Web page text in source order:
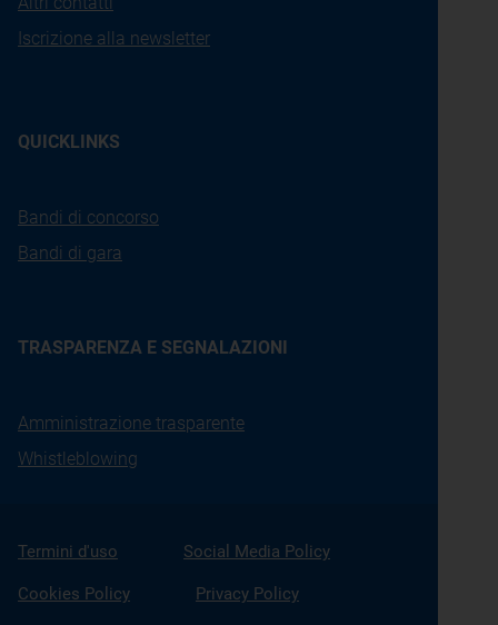
Iscrizione alla newsletter
QUICKLINKS
Bandi di concorso
Bandi di gara
TRASPARENZA E SEGNALAZIONI
Amministrazione trasparente
Whistleblowing
Termini d'uso Social Media Policy
Cookies Policy Privacy Policy